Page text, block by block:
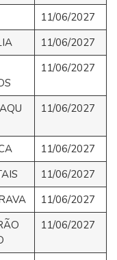
11/06/2027
11/06/2027
11/06/2027
11/06/2027
11/06/2027
11/06/2027
11/06/2027
11/06/2027